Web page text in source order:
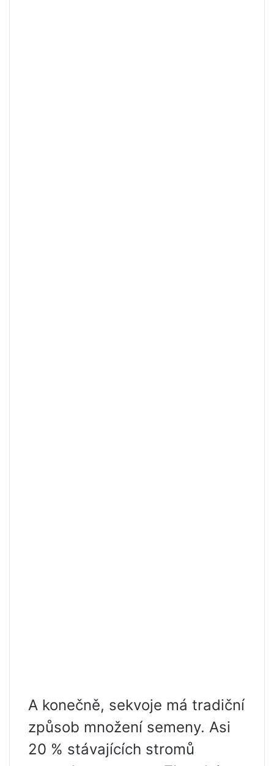
A konečně, sekvoje má tradiční
způsob množení semeny. Asi
20 % stávajících stromů